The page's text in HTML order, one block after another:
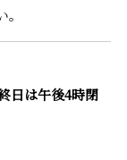
は午後4時閉